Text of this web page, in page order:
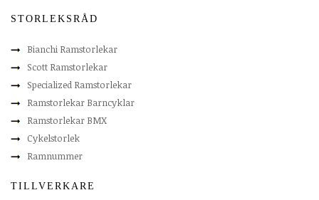
STORLEKSRÅD
Bianchi Ramstorlekar
Scott Ramstorlekar
Specialized Ramstorlekar
Ramstorlekar Barncyklar
Ramstorlekar BMX
Cykelstorlek
Ramnummer
TILLVERKARE